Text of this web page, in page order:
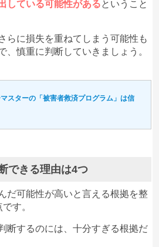
している可能性があるということ
らに損失を重ねてしまう可能性も
、慎重に判断していきましょう。
スターの「被害者救済プログラム」は信
できる理由は4つ
だ可能性が高いと言える根拠を整
す。
断するのには、十分すぎる根拠だ